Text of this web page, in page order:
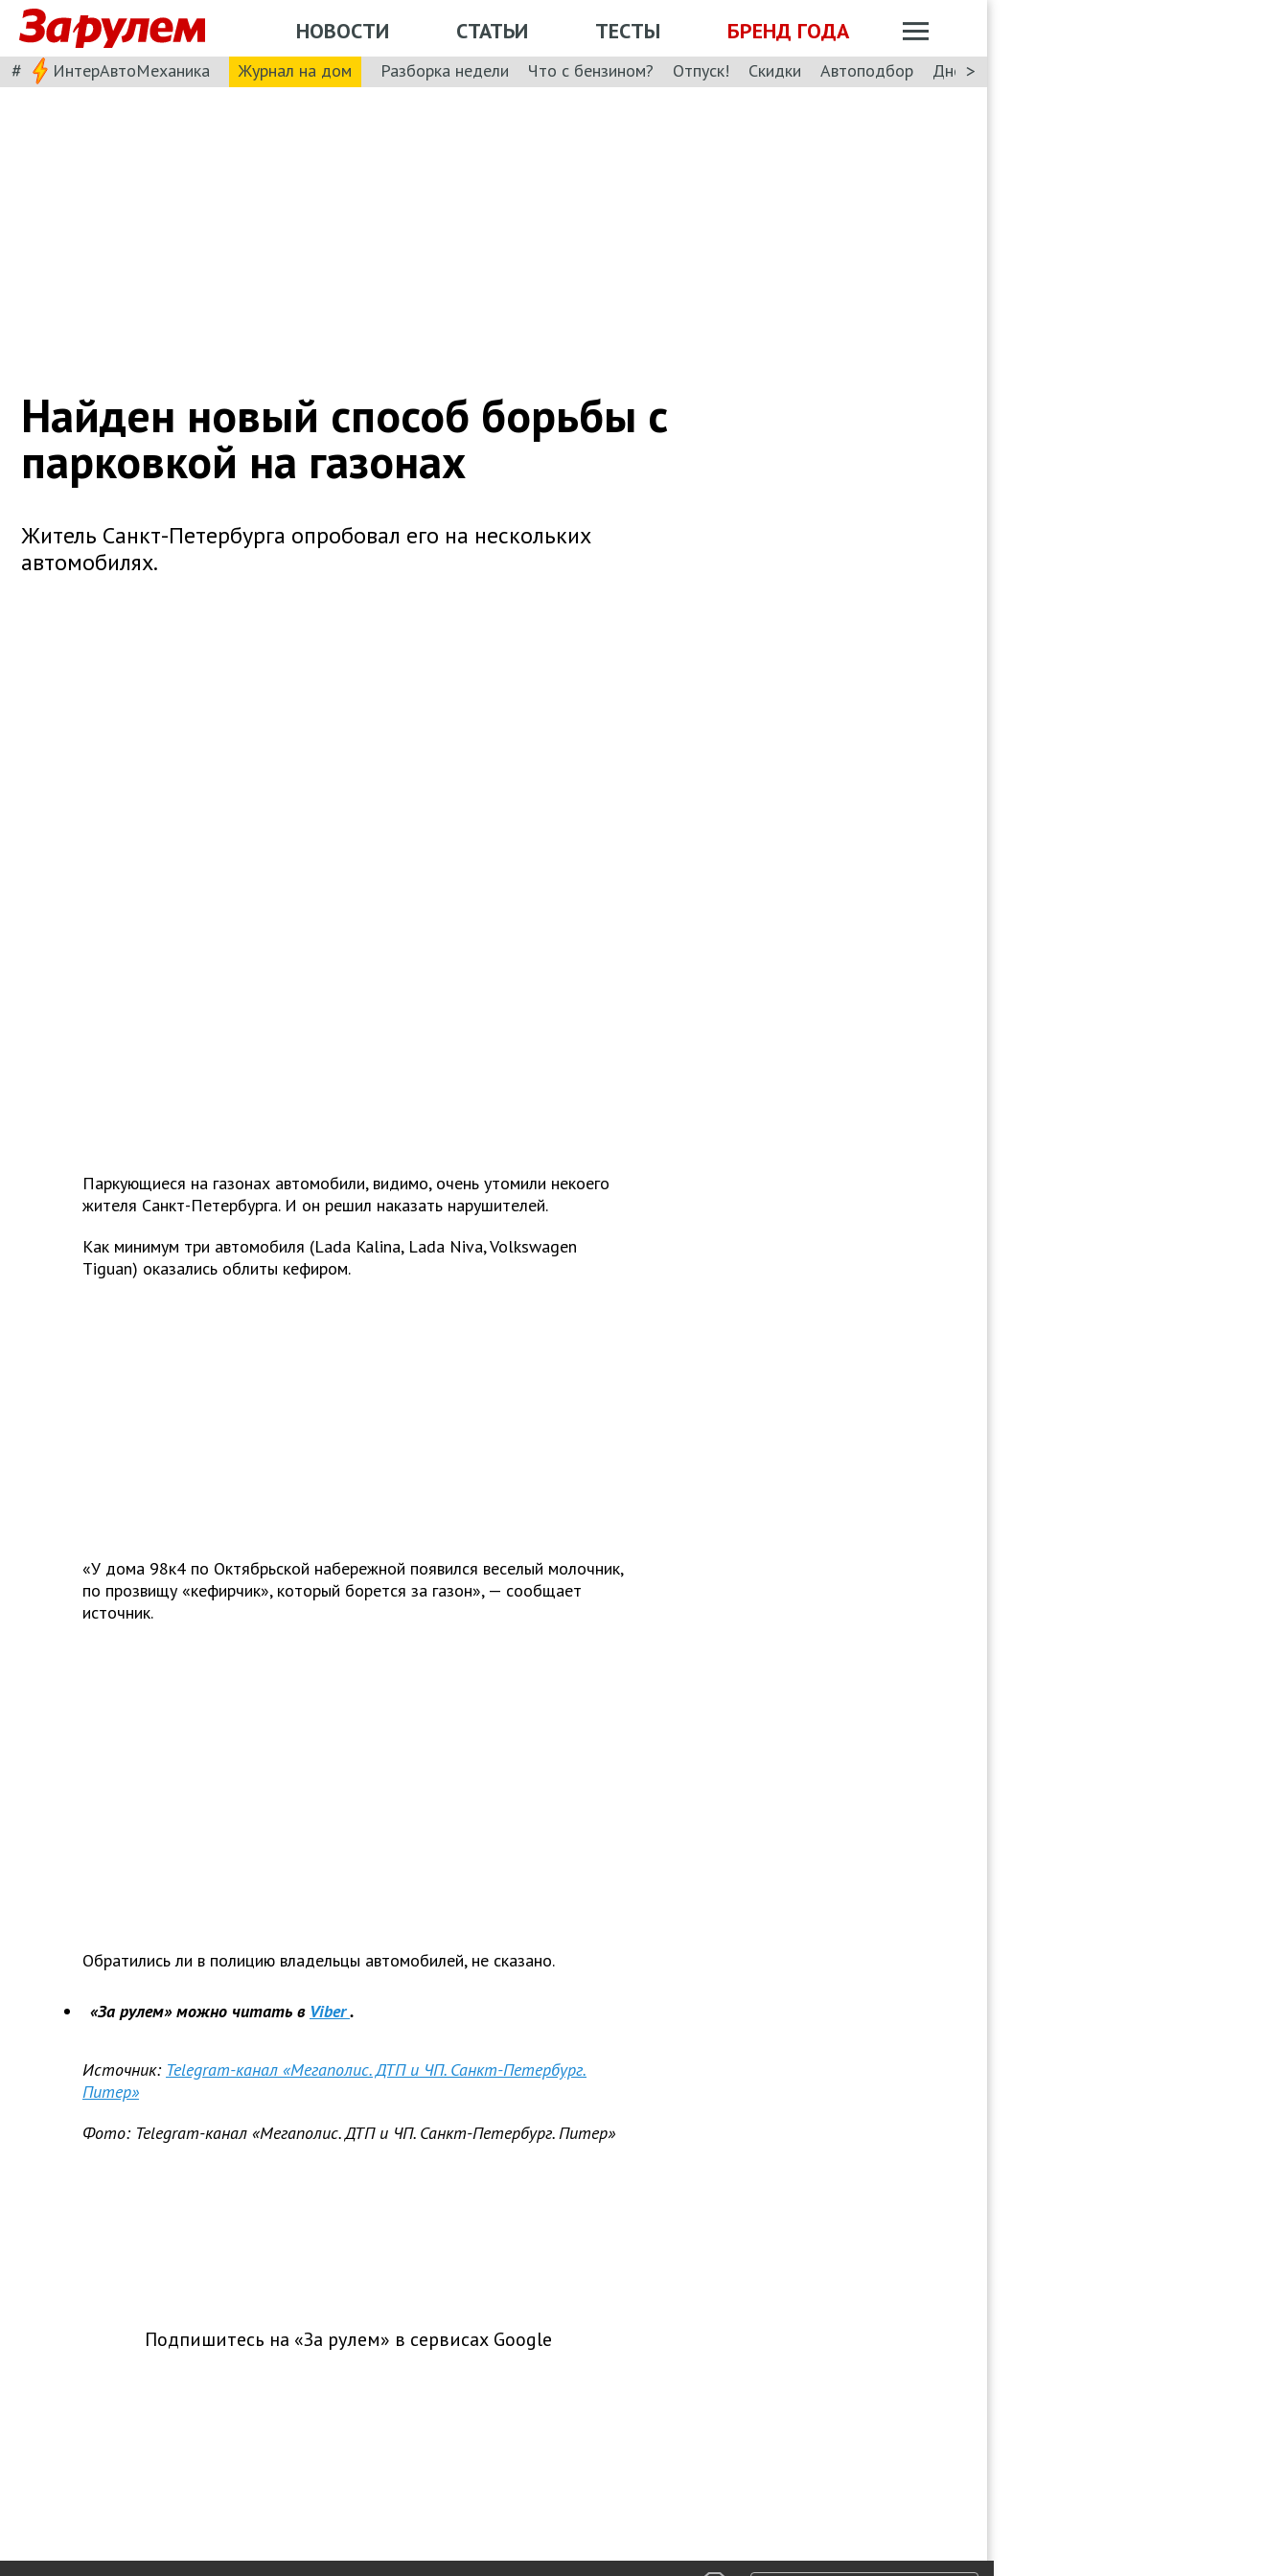
НОВОСТИ СТАТЬИ ТЕСТЫ БРЕНД ГОДА
# ИнтерАвтоМеханика Журнал на дом Разборка недели Что с бензином? Отпуск! Скидки Автоподбор Дневник: Лада Искра
>
Найден новый способ борьбы с
парковкой на газонах
Житель Санкт-Петербурга опробовал его на нескольких
автомобилях.
Паркующиеся на газонах автомобили, видимо, очень утомили некоего
жителя Санкт-Петербурга. И он решил наказать нарушителей.
Как минимум три автомобиля (Lada Kalina, Lada Niva, Volkswagen
Tiguan) оказались облиты кефиром.
«У дома 98к4 по Октябрьской набережной появился веселый молочник,
по прозвищу «кефирчик», который борется за газон», — сообщает
источник.
Обратились ли в полицию владельцы автомобилей, не сказано.
«За рулем» можно читать в Viber.
Источник: Telegram-канал «Мегаполис. ДТП и ЧП. Санкт-Петербург.
Питер»
Фото: Telegram-канал «Мегаполис. ДТП и ЧП. Санкт-Петербург. Питер»
Подпишитесь на «За рулем» в сервисах Google